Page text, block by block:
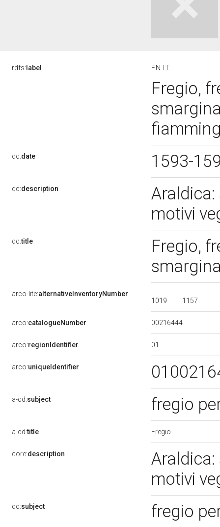
rdfs: label EN IT
Fregio,
dc:date 1593-
dc:description
motivi
dc:title
Fregio,
arco-lite:alternativeInventoryNumber
1019
1157
arco:catalogueNumber 00216444
arco:regionIdentifier 01
arco:uniqueIdentifier
a-cd:subject fregio
a-cd:title Fregio
core:description
motivi
dc:subject fregio